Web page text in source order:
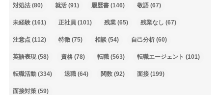
対処法(80) 就活(91) 履歴書(146) 敬語(67)
未経験(161) 正社員 (101) 残業(65) 残業なし (67)
注意点(112) 特徴(75) 相談(54) 自己分析(60)
英語表現(58) 資格(78) 転職(563) 転職エージェント (101)
転職活動(334) 退職(64) 関数(92) 面接(199)
面接対策(59)